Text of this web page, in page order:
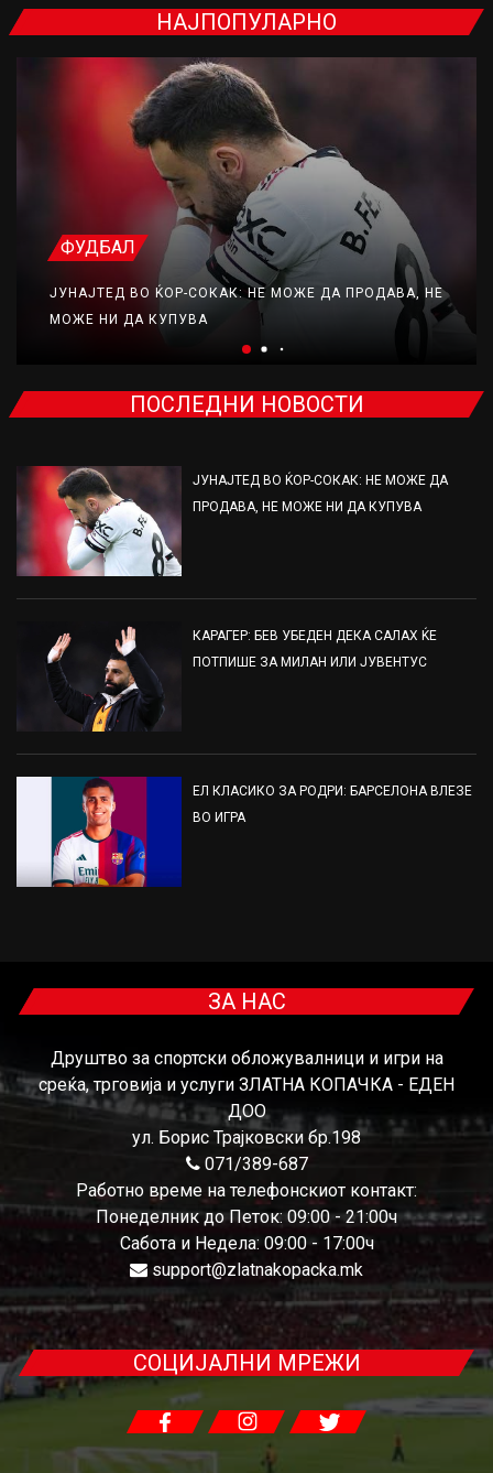
НАЈПОПУЛАРНО
ФУДБАЛ
ЈУНАЈТЕД ВО ЌОР-СОКАК: НЕ МОЖЕ ДА ПРОДАВА, НЕ
МОЖЕ НИ ДА КУПУВА
ПОСЛЕДНИ НОВОСТИ
ЈУНАЈТЕД ВО ЌОР-СОКАК: НЕ МОЖЕ ДА
ПРОДАВА, НЕ МОЖЕ НИ ДА КУПУВА
КАРАГЕР: БЕВ УБЕДЕН ДЕКА САЛАХ ЌЕ
ПОТПИШЕ ЗА МИЛАН ИЛИ ЈУВЕНТУС
ЕЛ КЛАСИКО ЗА РОДРИ: БАРСЕЛОНА ВЛЕЗЕ
ВО ИГРА
ЗА НАС
Друштво за спортски обложувалници и игри на
среќа, трговија и услуги ЗЛАТНА КОПАЧКА - ЕДЕН
ДОО
ул. Борис Трајковски бр.198
071/389-687
Работно време на телефонскиот контакт:
Понеделник до Петок: 09:00 - 21:00ч
Сабота и Недела: 09:00 - 17:00ч
support@zlatnakopacka.mk
СОЦИЈАЛНИ МРЕЖИ